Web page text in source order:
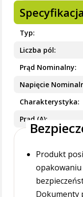
Specyfikacja
Typ
Liczba pól
Prąd Nominalny
Napięcie
Charakterystyka
Prąd (A)
Produkt
Dokumenty